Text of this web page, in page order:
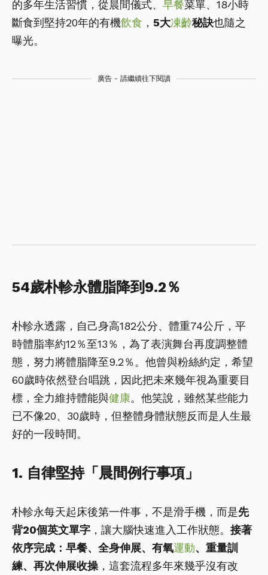
的多年生活習慣，從晨間儀式、 早餐菜單、18小時
斷食到堅持20年的有機飲食 ， 5大凍齡秘訣也隨之
曝光。
廣告 - 請繼續往下閱讀
54歲朴軫永體脂降到9.2％
朴軫永透露，自己身高182公分、體重74公斤，平
時體脂率約12％至13％，為了表演舞台再度調整體
態，努力將體脂降至9.2％。他曾與粉絲約定，希望
60歲時依然登台唱跳，因此把未來幾年視為重要目
標，全力維持體能與健康。他笑說，雖然某些能力
已不像20、30歲時，但整體身體狀態反而是人生最
好的一段時間。
1. 自律堅持「晨間例行事項」
朴軫永每天起床後第一件事，不是滑手機，而是先
背20個英文單字 ，讓大腦快速進入工作狀態。 接著
依序完成：早餐、全身伸展、有氧運動、重量訓
練、再次伸展收操 ，這套流程多年來幾乎沒有改